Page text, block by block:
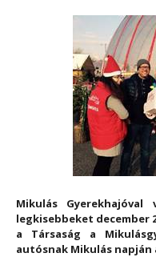
Mikulás
legkisebbeket december
a Társaság a
autósnak Mikulás